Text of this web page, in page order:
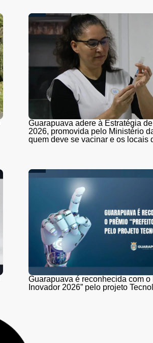
Guarapuava adere à Estratégia
2026, promovida pelo Ministério
quem deve se vacinar e os locais
Guarapuava é reconhecida com o
Inovador 2026” pelo projeto